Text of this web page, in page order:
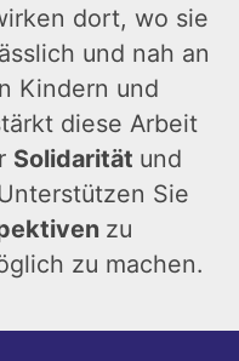
dort, wo sie
und nah an
Kindern und
diese Arbeit
Solidarität und
Sie
zu
zu machen.